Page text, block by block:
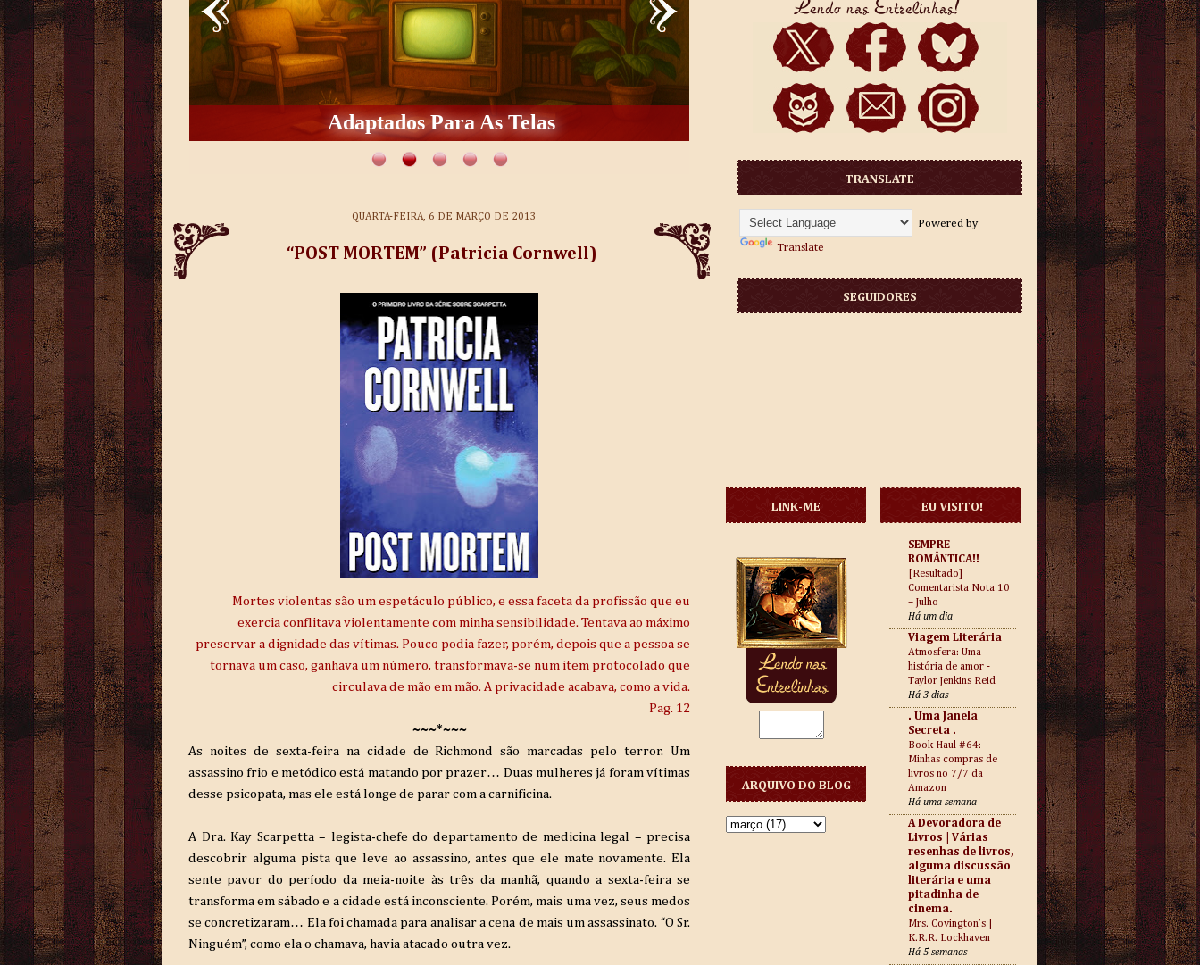
Adaptados Para As Telas
QUARTA-FEIRA, 6 DE MARÇO DE 2013
“POST MORTEM” (Patricia Cornwell)
Mortes violentas são um espetáculo público, e essa faceta da profissão que eu
exercia conflitava violentamente com minha sensibilidade. Tentava ao máximo
preservar a dignidade das vítimas. Pouco podia fazer, porém, depois que a pessoa se
tornava um caso, ganhava um número, transformava-se num item protocolado que
circulava de mão em mão. A privacidade acabava, como a vida.
Pag. 12
~~~*~~~
As noites de sexta-feira na cidade de Richmond são marcadas pelo terror. Um
assassino frio e metódico está matando por prazer… Duas mulheres já foram vítimas
desse psicopata, mas ele está longe de parar com a carnificina.
A Dra. Kay Scarpetta – legista-chefe do departamento de medicina legal – precisa
descobrir alguma pista que leve ao assassino, antes que ele mate novamente. Ela
sente pavor do período da meia-noite às três da manhã, quando a sexta-feira se
transforma em sábado e a cidade está inconsciente. Porém, mais uma vez, seus medos
se concretizaram… Ela foi chamada para analisar a cena de mais um assassinato. “O Sr.
Ninguém”, como ela o chamava, havia atacado outra vez.
TRANSLATE
Powered by
Translate
SEGUIDORES
LINK-ME
ARQUIVO DO BLOG
EU VISITO!
SEMPRE
ROMÂNTICA!!
[Resultado]
Comentarista Nota 10
– Julho
Há um dia
Viagem Literária
Atmosfera: Uma
história de amor -
Taylor Jenkins Reid
Há 3 dias
. Uma Janela
Secreta .
Book Haul #64:
Minhas compras de
livros no 7/7 da
Amazon
Há uma semana
A Devoradora de
Livros | Várias
resenhas de livros,
alguma discussão
literária e uma
pitadinha de
cinema.
Mrs. Covington’s |
K.R.R. Lockhaven
Há 5 semanas